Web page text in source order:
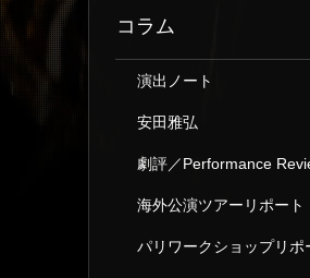
コラム
演出ノート
安田雅弘
劇評／Performance
海外公演ツアーリポート
パリワークショップリポ